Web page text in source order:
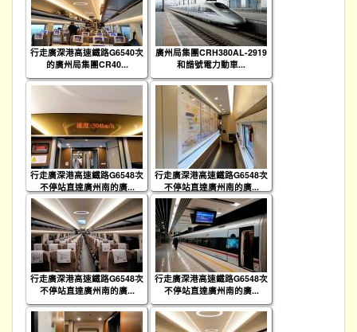
行走廣深港高速鐵路G6540次
的廣州局集團CR40...
廣州局集團CRH380AL-2919
和諧號電力動車...
行走廣深港高速鐵路G6548次
不停站直達廣州南的廣...
行走廣深港高速鐵路G6548次
不停站直達廣州南的廣...
行走廣深港高速鐵路G6548次
不停站直達廣州南的廣...
行走廣深港高速鐵路G6548次
不停站直達廣州南的廣...